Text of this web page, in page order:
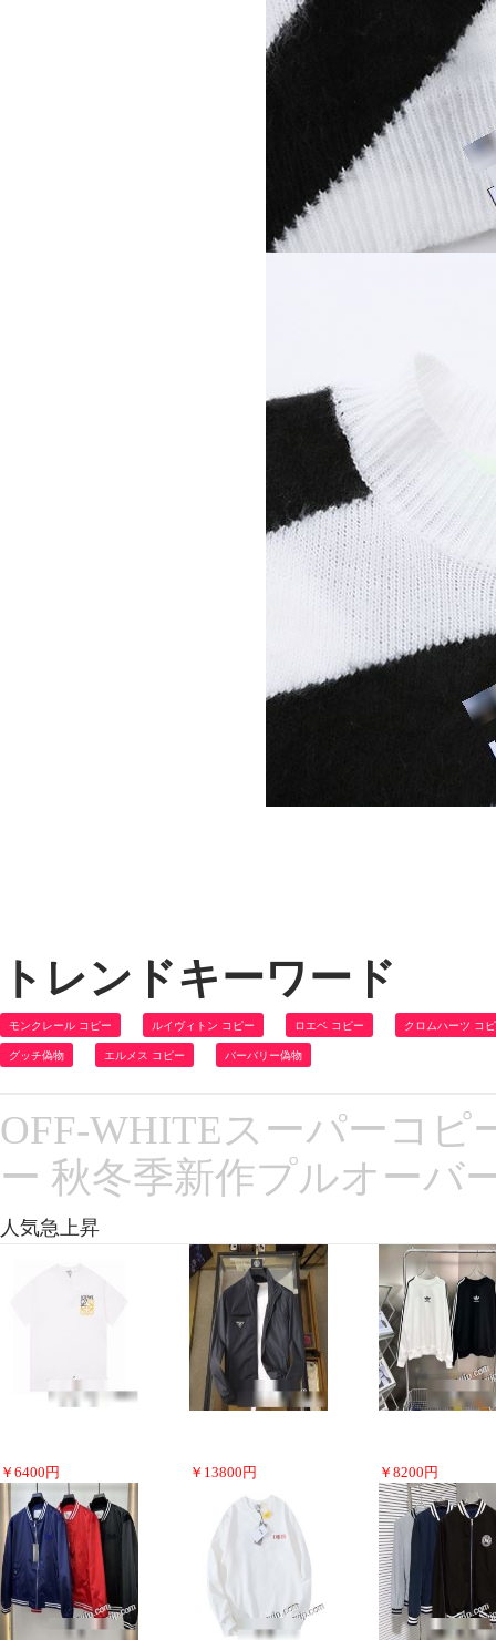
トレンドキーワード
モンクレール コピー ルイヴィトン コピー ロエベ コピー クロムハーツ コ
グッチ偽物 エルメス コピー バーバリー偽物
OFF-WHITEスーパーコピ
ー 秋冬季新作プルオーバ
人気急上昇
￥ 6400 円 ￥ 13800 円 ￥ 8200 円